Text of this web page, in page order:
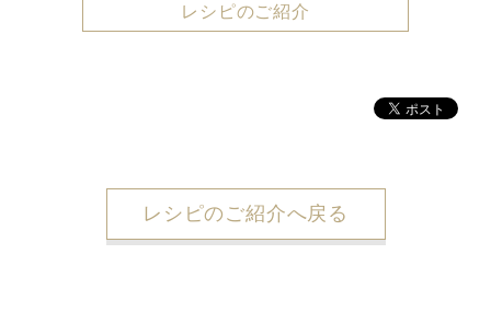
レシピのご紹介
レシピのご紹介へ戻る